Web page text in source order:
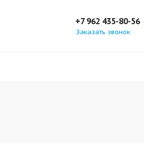
+7 962 435-80-56
Заказать звонок